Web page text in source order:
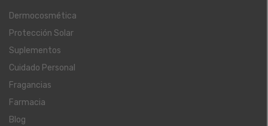
Dermocosmética
Protección Solar
Suplementos
Cuidado Personal
Fragancias
Farmacia
Blog